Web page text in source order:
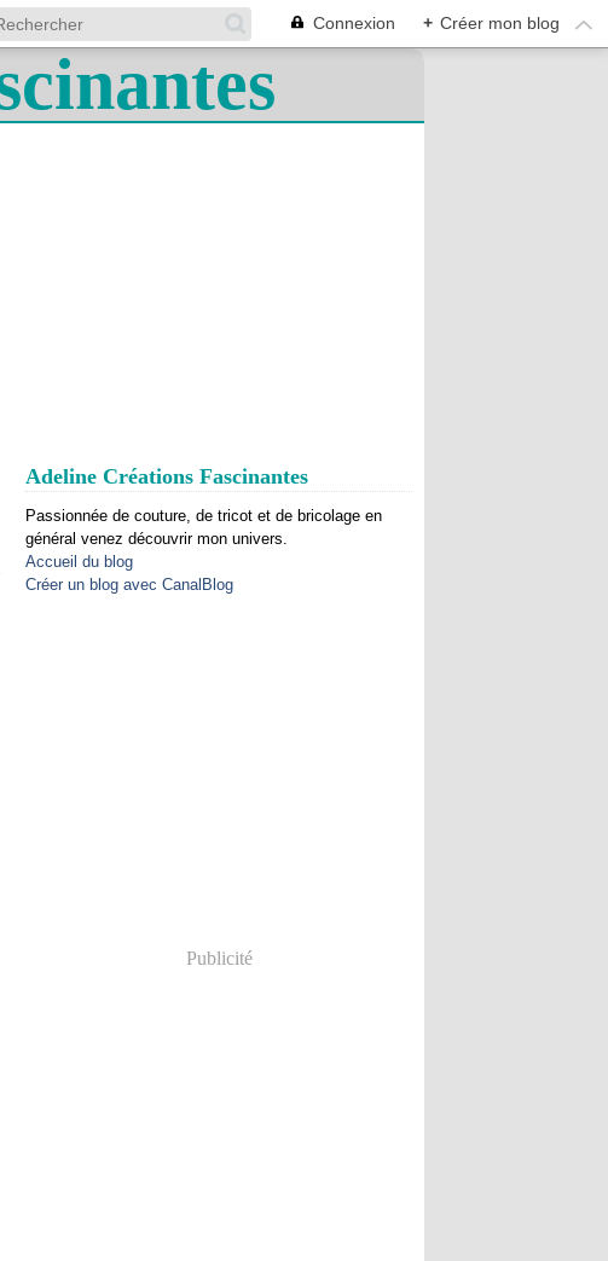
Connexion + Créer mon blog
Adeline Créations Fascinantes
Passionnée de couture, de tricot et de bricolage en
général venez découvrir mon univers.
Accueil du blog
Créer un blog avec CanalBlog
Publicité